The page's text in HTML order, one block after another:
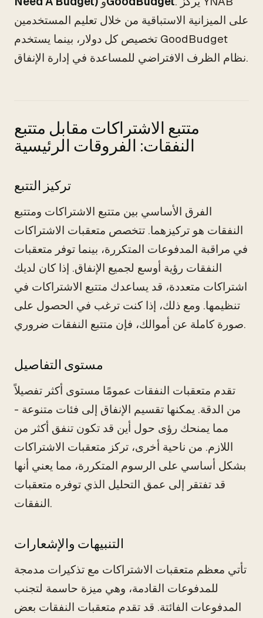
على الميزانية الاستباقية من خلال تعليم المستخدمين
تخصيص كل دولار، بينما يستخدم GoodBudget
نظام الظرف الافتراضي للمساعدة في إدارة الإنفاق.
متتبع الاشتراكات مقابل متتبع
النفقات: الفروقات الرئيسية
تركيز التتبع
الفرق الأساسي بين متتبع الاشتراكات ومتتبع
النفقات هو تركيزهما. تتخصص متعقبات الاشتراكات
في مراقبة المدفوعات المتكررة، بينما توفر متعقبات
النفقات رؤية أوسع لجميع الإنفاق. إذا كان لديك
اشتراكات متعددة، قد يساعدك متتبع الاشتراكات في
تنظيمها. ومع ذلك، إذا كنت ترغب في الحصول على
صورة كاملة عن أموالك، فإن متتبع النفقات ضروري.
مستوى التفاصيل
تقدم متعقبات النفقات عمومًا مستوى أكثر تفصيلاً
من الدقة. يمكنها تقسيم الإنفاق إلى فئات متنوعة -
مما يمنحك رؤى حول أين قد تكون تنفق أكثر من
اللازم. من ناحية أخرى، تركز متعقبات الاشتراكات
بشكل أساسي على الرسوم المتكررة، مما يعني أنها
قد تفتقر إلى عمق التحليل الذي توفره متعقبات
النفقات.
التنبيهات والإشعارات
تأتي معظم متعقبات الاشتراكات مع تذكيرات مدمجة
للمدفوعات القادمة، وهي ميزة حاسمة لتجنب
المدفوعات الفائتة. قد تقدم متعقبات النفقات بعض